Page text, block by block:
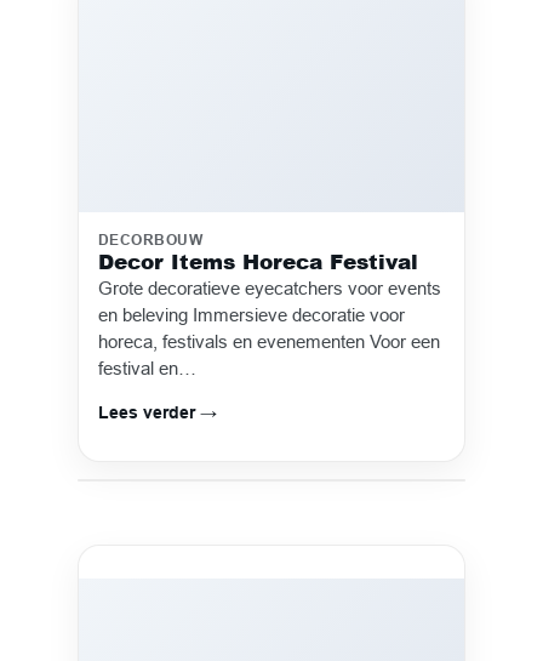
DECORBOUW
Decor Items Horeca Festival
Grote decoratieve eyecatchers voor events
en beleving Immersieve decoratie voor
horeca, festivals en evenementen Voor een
festival en…
Lees verder →